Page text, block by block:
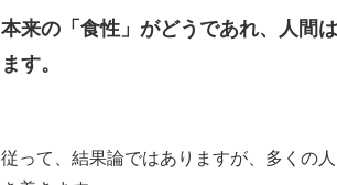
本来の「食性」がどうであれ、人間
ます。
従って、結果論ではありますが、多くの